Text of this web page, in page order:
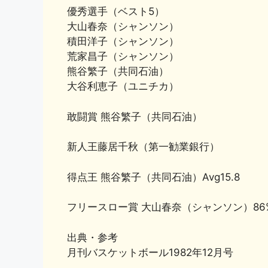
優秀選手（ベスト5）
大山春奈（シャンソン）
積田洋子（シャンソン）
荒家昌子（シャンソン）
熊谷繁子（共同石油）
大谷利恵子（ユニチカ）
敢闘賞 熊谷繁子（共同石油）
新人王藤居千秋（第一勧業銀行）
得点王 熊谷繁子（共同石油）Avg15.8
フリースロー賞 大山春奈（シャンソン）
出典・参考
月刊バスケットボール1982年12月号